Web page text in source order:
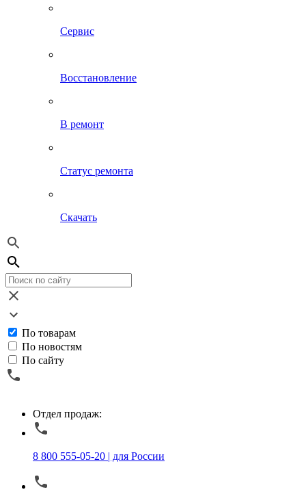
Сервис
Восстановление
В ремонт
Статус ремонта
Скачать
По товарам
По новостям
По сайту
Отдел продаж:
8 800 555-05-20 | для России